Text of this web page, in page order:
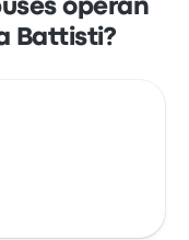
operan
Battisti?